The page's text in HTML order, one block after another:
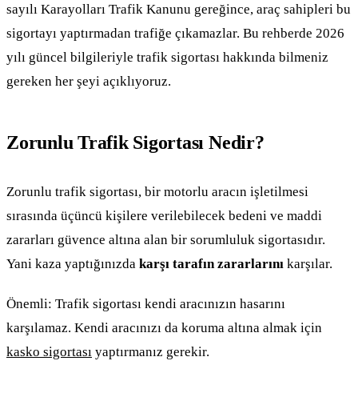
sayılı Karayolları Trafik Kanunu gereğince, araç sahipleri bu
sigortayı yaptırmadan trafiğe çıkamazlar. Bu rehberde 2026
yılı güncel bilgileriyle trafik sigortası hakkında bilmeniz
gereken her şeyi açıklıyoruz.
Zorunlu Trafik Sigortası Nedir?
Zorunlu trafik sigortası, bir motorlu aracın işletilmesi
sırasında üçüncü kişilere verilebilecek bedeni ve maddi
zararları güvence altına alan bir sorumluluk sigortasıdır.
Yani kaza yaptığınızda karşı tarafın zararlarını karşılar.
Önemli: Trafik sigortası kendi aracınızın hasarını
karşılamaz. Kendi aracınızı da koruma altına almak için
kasko sigortası yaptırmanız gerekir.